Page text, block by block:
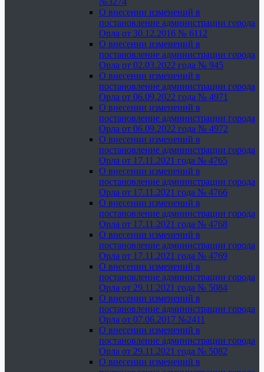
О внесении изменений в
постановление администрации города
Орла от 30.12.2016 № 6112
О внесении изменений в
постановление администрации города
Орла от 02.03.2022 года № 945
О внесении изменений в
постановление администрации города
Орла от 06.09.2022 года № 4971
О внесении изменений в
постановление администрации города
Орла от 06.09.2022 года № 4972
О внесении изменений в
постановление администрации города
Орла от 17.11.2021 года № 4765
О внесении изменений в
постановление администрации города
Орла от 17.11.2021 года № 4766
О внесении изменений в
постановление администрации города
Орла от 17.11.2021 года № 4768
О внесении изменений в
постановление администрации города
Орла от 17.11.2021 года № 4769
О внесении изменений в
постановление администрации города
Орла от 29.11.2021 года № 5084
О внесении изменений в
постановление администрации города
Орла от 07.06.2017 №2411
О внесении изменений в
постановление администрации города
Орла от 29.11.2021 года № 5082
О внесении изменений в